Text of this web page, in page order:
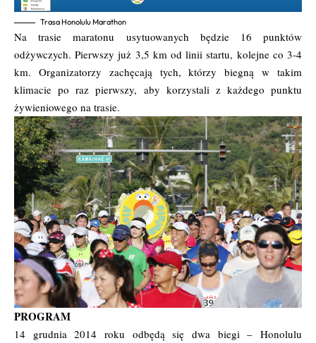
Trasa Honolulu Marathon
Na trasie maratonu usytuowanych będzie 16 punktów
odżywczych. Pierwszy już 3,5 km od linii startu, kolejne co 3-4
km. Organizatorzy zachęcają tych, którzy biegną w takim
klimacie po raz pierwszy, aby korzystali z każdego punktu
żywieniowego na trasie.
PROGRAM
14 grudnia 2014 roku odbędą się dwa biegi – Honolulu